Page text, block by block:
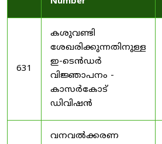
631
കശുവണ്ടി
ശേഖരിക്കുന്നതിനുള്ള
ഇ-ടെൻഡർ
വിജ്ഞാപനം -
കാസർകോട്
ഡിവിഷൻ
വനവൽക്കരണ